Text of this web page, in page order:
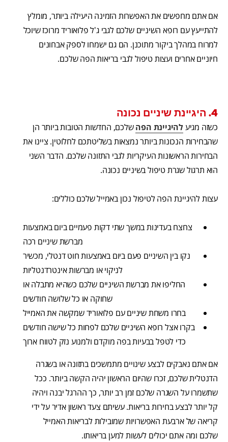
אם אתם מחפשים את האפשרות הזמינה היעילה ביותר, מומלץ
להתייעץ עם רופא השיניים שלכם לגבי ג'ל פלואוריד מרוכז שיוכל
למרוח במהלך ביקור מתוכנן. הם גם ישמחו לספק אבחונים
חיוניים אחרים ועצות טיפול לגבי בריאות הפה שלכם.
4. היגיינת שיניים נכונה
כשזה מגיעלהיגיינת הפהשלכם, החדשות הטובות ביותר הן
שהבחירות הנכונות ביותר נמצאות בשליטתכם לחלוטין. ציינו את
הבחירות הראשונות העיקריות לגבי התזונה שלכם. הדבר השני
הוא תרגול שגרת טיפול בשיניים נכונה.
עצות להיגיינת הפה לטיפול נכון באמייל שלכם כוללים:
צחצח בעדינות במשך שתי דקות פעמיים ביום באמצעות
מברשת שיניים רכה
נקו בין השיניים פעם ביום באמצעות חוט דנטלי, מכשיר
לניקוי או מברשות אינטרדנטליות
החליפו את מברשת השיניים שלכם כשהיא מתבלה או
שחוקה או כל שלושה חודשים
בחרו משחת שיניים עם פלואוריד שמקשה את האמייל
בקרו אצל רופא השיניים שלכם לפחות כל שישה חודשים
כדי לטפל בבעיות בפה מוקדם ולמנוע נזק לטווח ארוך
אם אתם נאבקים לבצע שינויים מתמשכים בתזונה או בשגרה
הדנטלית שלכם, זכרו שהיום הראשון יהיה הקשה ביותר. ככל
שתשמרו על השגרה שלכם זמן רב יותר, כך ההרגל יבנה ויהיה
קל יותר לבצע בחירות בריאות. עשיתם צעד ראשון אדיר על ידי
קריאה של ארבעת האפשרויות שמובילות לבריאות האמייל
שלכם ומה אתם יכולים לעשות למען בריאותו.